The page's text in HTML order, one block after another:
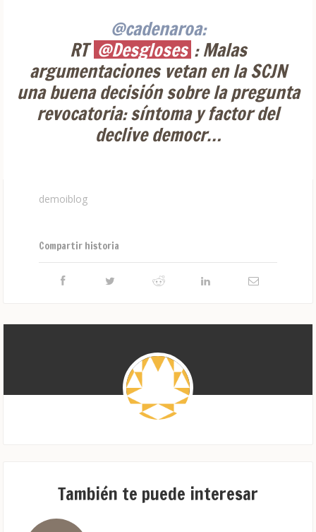
@cadenaroa:
RT @Desgloses : Malas
argumentaciones vetan en la SCJN
una buena decisión sobre la pregunta
revocatoria: síntoma y factor del
declive democr…
demoiblog
Compartir historia
También te puede interesar